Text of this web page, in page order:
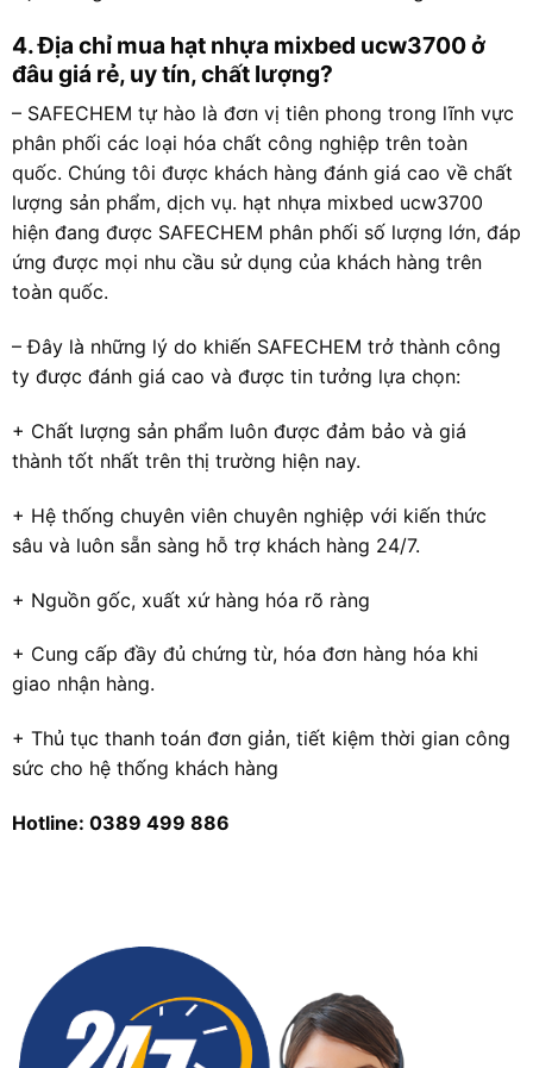
4. Địa chỉ mua hạt nhựa mixbed ucw3700 ở
đâu giá rẻ, uy tín, chất lượng?
– SAFECHEM tự hào là đơn vị tiên phong trong lĩnh vực
phân phối các loại hóa chất công nghiệp trên toàn
quốc. Chúng tôi được khách hàng đánh giá cao về chất
lượng sản phẩm, dịch vụ. hạt nhựa mixbed ucw3700
hiện đang được SAFECHEM phân phối số lượng lớn, đáp
ứng được mọi nhu cầu sử dụng của khách hàng trên
toàn quốc.
– Đây là những lý do khiến SAFECHEM trở thành công
ty được đánh giá cao và được tin tưởng lựa chọn:
+ Chất lượng sản phẩm luôn được đảm bảo và giá
thành tốt nhất trên thị trường hiện nay.
+ Hệ thống chuyên viên chuyên nghiệp với kiến thức
sâu và luôn sẵn sàng hỗ trợ khách hàng 24/7.
+ Nguồn gốc, xuất xứ hàng hóa rõ ràng
+ Cung cấp đầy đủ chứng từ, hóa đơn hàng hóa khi
giao nhận hàng.
+ Thủ tục thanh toán đơn giản, tiết kiệm thời gian công
sức cho hệ thống khách hàng
Hotline: 0389 499 886